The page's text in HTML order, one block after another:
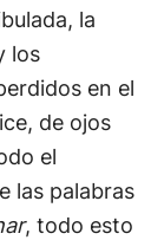
la
los
en el
de ojos
el
las palabras
, todo esto